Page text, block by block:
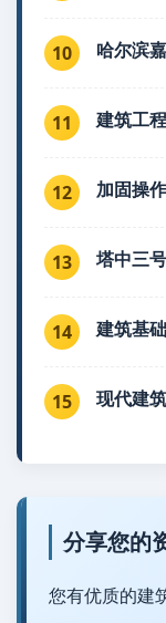
10 哈尔滨
11 建筑工
12 加固操
13 塔中三
14 建筑基
15 现代建
分享您的
您有优质的建